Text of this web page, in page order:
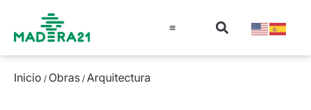
Inicio / Obras / Arquitectura